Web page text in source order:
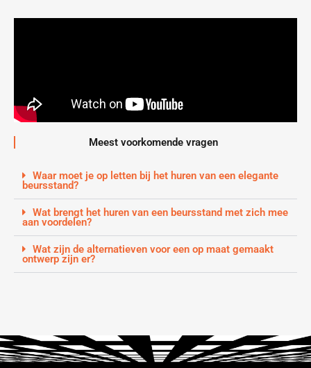
Meest voorkomende vragen
Waar moet je op letten bij het huren van een elegante
beursstand?
Wat brengt het huren van een beursstand met zich mee
aan voordelen?
Wat zijn de alternatieven voor een op maat gemaakt
ontwerp zijn er?